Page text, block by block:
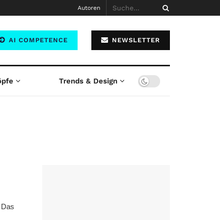
Autoren
AI COMPETENCE NEWSLETTER
Trends & Design